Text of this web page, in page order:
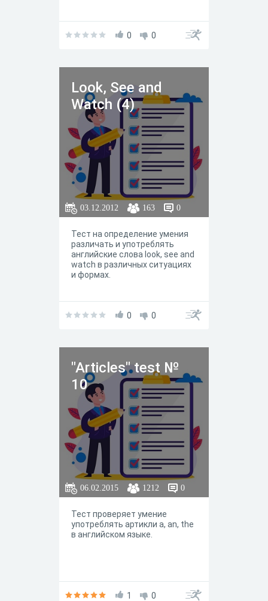
0 0
Look, See and
Watch (4)
03.12.2012 163 0
Тест на определение умения
различать и употреблять
английские слова look, see and
watch в различных ситуациях
и формах.
0 0
"Articles" test №
10
06.02.2015 1212 0
Тест проверяет умение
употреблять артикли a, an, the
в английском языке.
1 0